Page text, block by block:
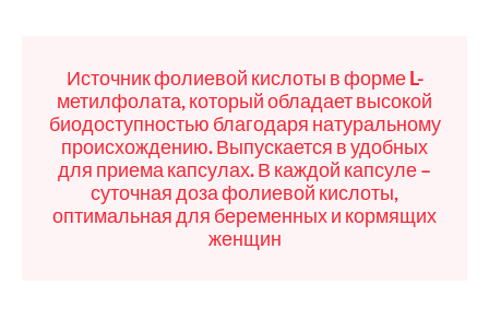
Источник фолиевой кислоты в форме L-
метилфолата, который обладает высокой
биодоступностью благодаря натуральному
происхождению. Выпускается в удобных
для приема капсулах. В каждой капсуле –
суточная доза фолиевой кислоты,
оптимальная для беременных и кормящих
женщин